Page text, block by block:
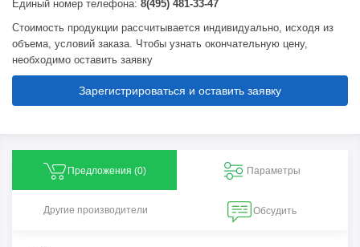
Единый номер телефона: 8(495) 481-33-47
Стоимость продукции рассчитывается индивидуально, исходя из
объема, условий заказа. Чтобы узнать окончательную цену,
необходимо оставить заявку
Зарегистрироваться и оставить заявку
Предложения (0) Параметры
Другие производители Обсудить